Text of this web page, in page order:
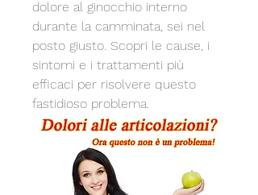
dolore al ginocchio interno
durante la camminata, sei nel
posto giusto. Scopri le cause, i
sintomi e i trattamenti più
efficaci per risolvere questo
fastidioso problema.